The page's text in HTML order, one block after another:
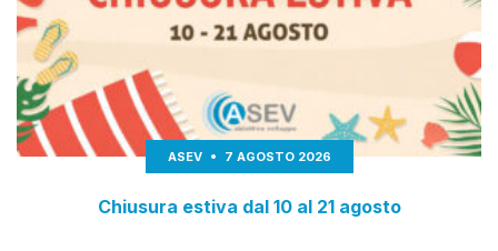
ASEV 7 AGOSTO 2026
Chiusura estiva dal 10 al 21 agosto